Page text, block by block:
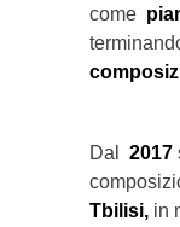
come
Dal 2017
Tbilisi, in